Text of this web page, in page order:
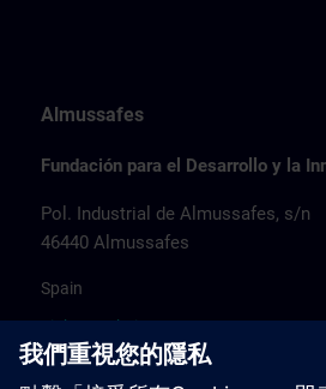
Almussafes
Fundación para el Desarrollo y la
Pol. Industrial de Almussafes, s/n
46440 Almussafes
Spain
Link to website >